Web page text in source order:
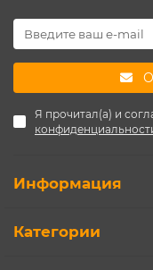
Я прочитал(а) и
Информация
Категории